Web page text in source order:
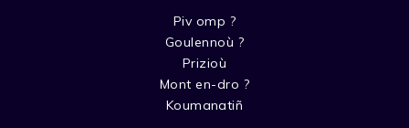
Piv omp ?
Goulennoù ?
Prizioù
Mont en-dro ?
Koumanatiñ